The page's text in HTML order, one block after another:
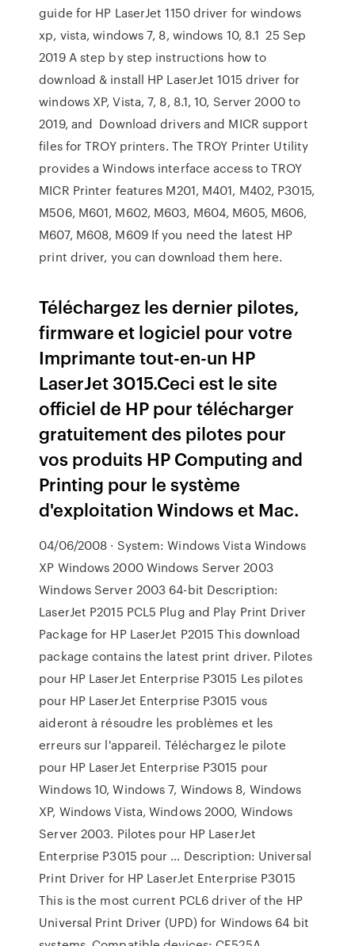
guide for HP LaserJet 1150 driver for windows
xp, vista, windows 7, 8, windows 10, 8.1 25 Sep
2019 A step by step instructions how to
download & install HP LaserJet 1015 driver for
windows XP, Vista, 7, 8, 8.1, 10, Server 2000 to
2019, and Download drivers and MICR support
files for TROY printers. The TROY Printer Utility
provides a Windows interface access to TROY
MICR Printer features M201, M401, M402, P3015,
M506, M601, M602, M603, M604, M605, M606,
M607, M608, M609 If you need the latest HP
print driver, you can download them here.
Téléchargez les dernier pilotes,
firmware et logiciel pour votre
Imprimante tout-en-un HP
LaserJet 3015.Ceci est le site
officiel de HP pour télécharger
gratuitement des pilotes pour
vos produits HP Computing and
Printing pour le système
d'exploitation Windows et Mac.
04/06/2008 · System: Windows Vista Windows
XP Windows 2000 Windows Server 2003
Windows Server 2003 64-bit Description:
LaserJet P2015 PCL5 Plug and Play Print Driver
Package for HP LaserJet P2015 This download
package contains the latest print driver. Pilotes
pour HP LaserJet Enterprise P3015 Les pilotes
pour HP LaserJet Enterprise P3015 vous
aideront à résoudre les problèmes et les
erreurs sur l'appareil. Téléchargez le pilote
pour HP LaserJet Enterprise P3015 pour
Windows 10, Windows 7, Windows 8, Windows
XP, Windows Vista, Windows 2000, Windows
Server 2003. Pilotes pour HP LaserJet
Enterprise P3015 pour … Description: Universal
Print Driver for HP LaserJet Enterprise P3015
This is the most current PCL6 driver of the HP
Universal Print Driver (UPD) for Windows 64 bit